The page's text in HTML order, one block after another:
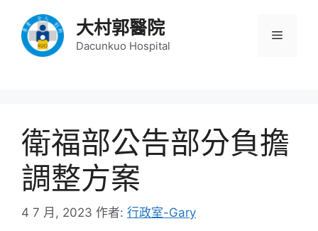
大村郭醫院
Dacunkuo Hospital
衛福部公告部分負擔
調整方案
4 7 月, 2023 作者: 行政室-Gary